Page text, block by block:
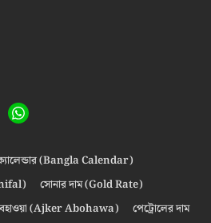
(Bangla Calendar)
সোনার দাম (Gold Rate)
(Ajker Abohawa)
পেট্রোলের দাম